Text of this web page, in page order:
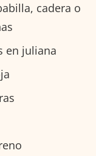
cadera o
en juliana